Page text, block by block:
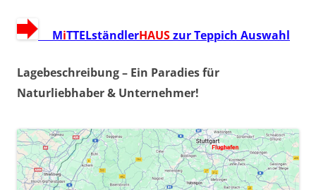
MiTTELständlerHAUSzur Teppich Auswahl
Lagebeschreibung – Ein Paradies für
Naturliebhaber & Unternehmer!